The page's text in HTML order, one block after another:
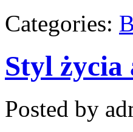
Categories:
Styl życia
Posted by